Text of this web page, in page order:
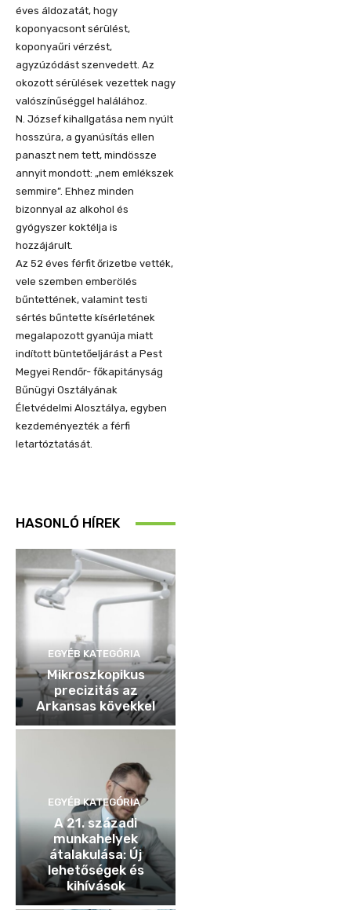
éves áldozatát, hogy
koponyacsont sérülést,
koponyaűri vérzést,
agyzúzódást szenvedett. Az
okozott sérülések vezettek nagy
valószínűséggel halálához.
N. József kihallgatása nem nyúlt
hosszúra, a gyanúsítás ellen
panaszt nem tett, mindössze
annyit mondott: „nem emlékszek
semmire”. Ehhez minden
bizonnyal az alkohol és
gyógyszer koktélja is
hozzájárult.
Az 52 éves férfit őrizetbe vették,
vele szemben emberölés
bűntettének, valamint testi
sértés bűntette kísérletének
megalapozott gyanúja miatt
indított büntetőeljárást a Pest
Megyei Rendőr- főkapitányság
Bűnügyi Osztályának
Életvédelmi Alosztálya, egyben
kezdeményezték a férfi
letartóztatását.
HASONLÓ HÍREK
EGYÉB KATEGÓRIA
Mikroszkopikus
precizitás az
Arkansas kövekkel
EGYÉB KATEGÓRIA
A 21. századi
munkahelyek
átalakulása: Új
lehetőségek és
kihívások